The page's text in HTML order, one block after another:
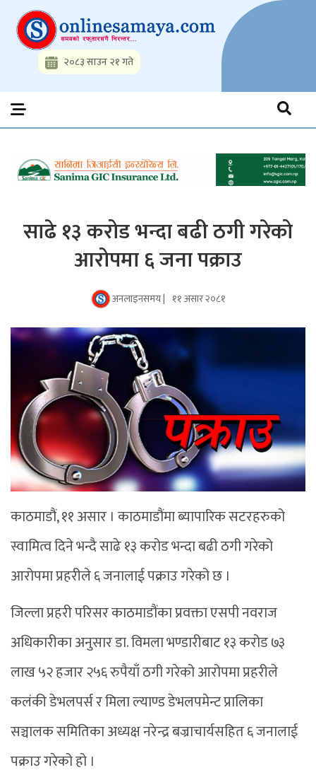
content
Onlinesamaya.com
Nepal News Portal, Business, Hot News, Interview, Opinions,
Politics, Science, Technology, Social, Media, Sports, Youth, Model
Watch, Movies
२०८३ साउन २१ गते
साढे १३ करोड भन्दा बढी ठगी गरेको
आरोपमा ६ जना पक्राउ
अनलाइनसमय | ११ असार २०८१
काठमाडौं, ११ असार । काठमाडौंमा ब्यापारिक सटरहरुको
स्वामित्व दिने भन्दै साढे १३ करोड भन्दा बढी ठगी गरेको
आरोपमा प्रहरीले ६ जनालाई पक्राउ गरेको छ ।
जिल्ला प्रहरी परिसर काठमाडौंका प्रवक्ता एसपी नवराज
अधिकारीका अनुसार डा. विमला भण्डारीबाट १३ करोड ७३
लाख ५२ हजार २५६ रुपैयाँ ठगी गरेको आरोपमा प्रहरीले
कलंकी डेभलपर्स र मिला ल्याण्ड डेभलपमेन्ट प्रालिका
सञ्चालक समितिका अध्यक्ष नरेन्द्र बज्राचार्यसहित ६ जनालाई
पक्राउ गरेको हो ।